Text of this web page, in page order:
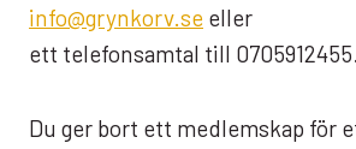
info@grynkorv.se eller
ett telefonsamtal till 0705912455.
Du ger bort ett medlemskap för